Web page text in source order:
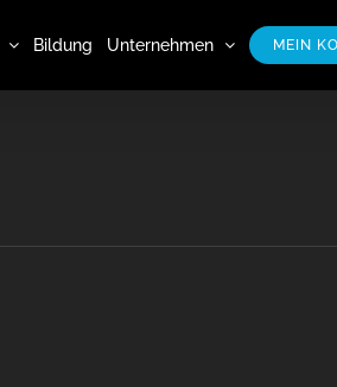
Bildung Unternehmen MEIN